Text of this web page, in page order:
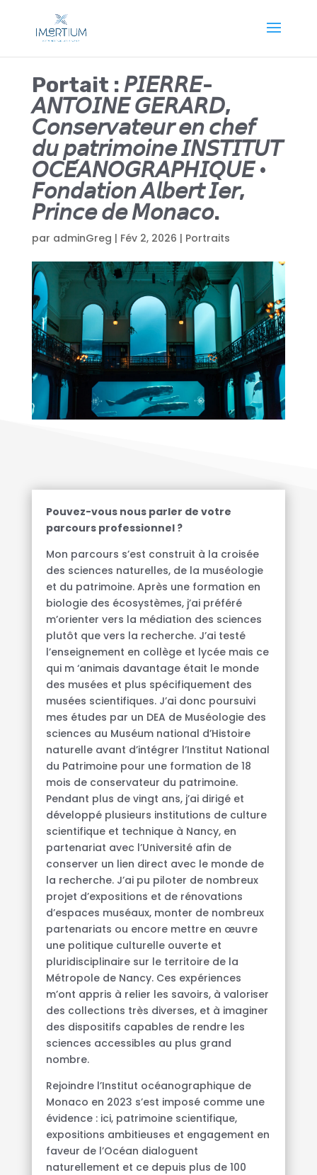
Portait : 𝘗𝘐𝘌𝘙𝘙𝘌-
𝘈𝘕𝘛𝘖𝘐𝘕𝘌 𝘎𝘌𝘙𝘈𝘙𝘋,
𝘊𝘰𝘯𝘴𝘦𝘳𝘷𝘢𝘵𝘦𝘶𝘳 𝘦𝘯 𝘤𝘩𝘦𝘧
𝘥𝘶 𝘱𝘢𝘵𝘳𝘪𝘮𝘰𝘪𝘯𝘦 𝘐𝘕𝘚𝘛𝘐𝘛𝘜𝘛
𝘖𝘊𝘌́𝘈𝘕𝘖𝘎𝘙𝘈𝘗𝘏𝘐𝘘𝘜𝘌 •
𝘍𝘰𝘯𝘥𝘢𝘵𝘪𝘰𝘯 𝘈𝘭𝘣𝘦𝘳𝘵 𝘐𝘦𝘳,
𝘗𝘳𝘪𝘯𝘤𝘦 𝘥𝘦 𝘔𝘰𝘯𝘢𝘤𝘰.
par adminGreg | Fév 2, 2026 | Portraits
Pouvez-vous nous parler de votre
parcours professionnel ?
Mon parcours s’est construit à la croisée
des sciences naturelles, de la muséologie
et du patrimoine. Après une formation en
biologie des écosystèmes, j’ai préféré
m’orienter vers la médiation des sciences
plutôt que vers la recherche. J’ai testé
l’enseignement en collège et lycée mais ce
qui m ‘animais davantage était le monde
des musées et plus spécifiquement des
musées scientifiques. J’ai donc poursuivi
mes études par un DEA de Muséologie des
sciences au Muséum national d’Histoire
naturelle avant d’intégrer l’Institut National
du Patrimoine pour une formation de 18
mois de conservateur du patrimoine.
Pendant plus de vingt ans, j’ai dirigé et
développé plusieurs institutions de culture
scientifique et technique à Nancy, en
partenariat avec l’Université afin de
conserver un lien direct avec le monde de
la recherche. J’ai pu piloter de nombreux
projet d’expositions et de rénovations
d’espaces muséaux, monter de nombreux
partenariats ou encore mettre en œuvre
une politique culturelle ouverte et
pluridisciplinaire sur le territoire de la
Métropole de Nancy. Ces expériences
m’ont appris à relier les savoirs, à valoriser
des collections très diverses, et à imaginer
des dispositifs capables de rendre les
sciences accessibles au plus grand
nombre.
Rejoindre l’Institut océanographique de
Monaco en 2023 s’est imposé comme une
évidence : ici, patrimoine scientifique,
expositions ambitieuses et engagement en
faveur de l’Océan dialoguent
naturellement et ce depuis plus de 100